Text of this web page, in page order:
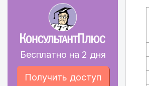
Бесплатно на 2 дня
Получить доступ